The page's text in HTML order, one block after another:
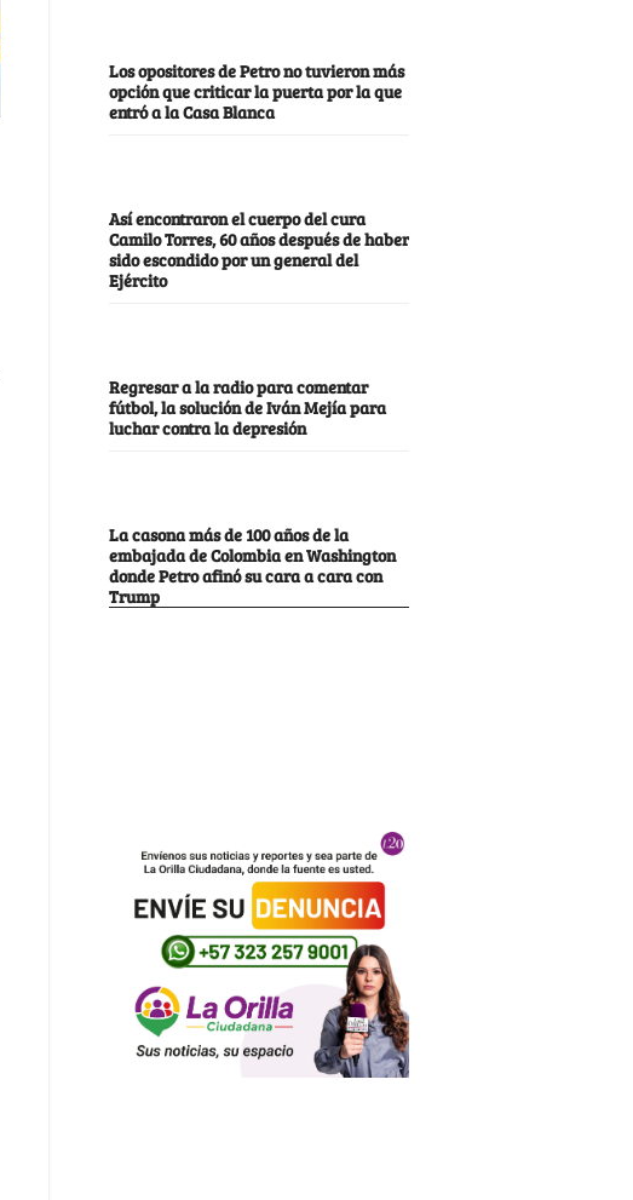
Los opositores de Petro no tuvieron más
opción que criticar la puerta por la que
entró a la Casa Blanca
Así encontraron el cuerpo del cura
Camilo Torres, 60 años después de haber
sido escondido por un general del
Ejército
Regresar a la radio para comentar
fútbol, la solución de Iván Mejía para
luchar contra la depresión
La casona más de 100 años de la
embajada de Colombia en Washington
donde Petro afinó su cara a cara con
Trump